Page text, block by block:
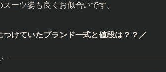
ーツ姿も良くお似合いです。
つけていたブランド一式と値段は？？／